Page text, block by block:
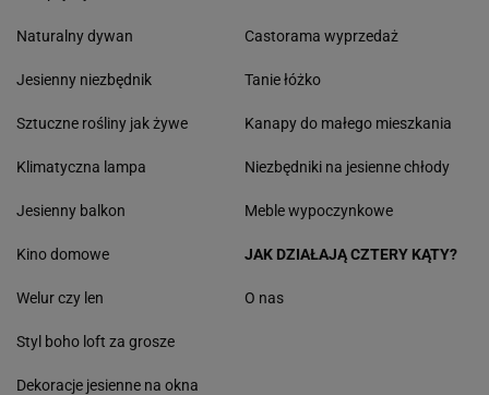
Naturalny dywan
Jesienny niezbędnik
Sztuczne rośliny jak żywe
Klimatyczna lampa
Jesienny balkon
Castorama wyprzedaż
Tanie łóżko
Kanapy do małego mieszkania
Niezbędniki na jesienne chłody
Meble wypoczynkowe
Kino domowe
Welur czy len
Styl boho loft za grosze
Dekoracje jesienne na okna
JAK DZIAŁAJĄ CZTERY KĄTY?
O nas